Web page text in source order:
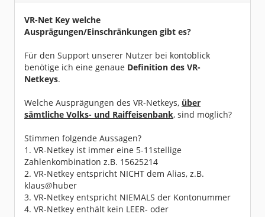
Dabei seit:
01 / 2009
VR-Net Key welche
Ausprägungen/Einschränkungen gibt es?
Für den Support unserer Nutzer bei kontoblick
benötige ich eine genaue Definition des VR-
Netkeys.
Welche Ausprägungen des VR-Netkeys, über
sämtliche Volks- und Raiffeisenbank, sind möglich?
Stimmen folgende Aussagen?
1. VR-Netkey ist immer eine 5-11stellige
Zahlenkombination z.B. 15625214
2. VR-Netkey entspricht NICHT dem Alias, z.B.
klaus@huber
3. VR-Netkey entspricht NIEMALS der Kontonummer
4. VR-Netkey enthält kein LEER- oder